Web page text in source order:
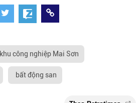
khu công nghiệp Mai Sơn
bất động san